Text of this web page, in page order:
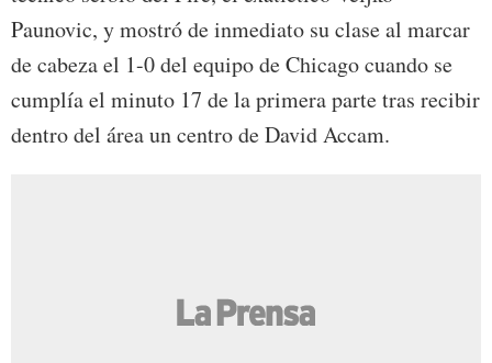
Paunovic, y mostró de inmediato su clase al marcar
de cabeza el 1-0 del equipo de Chicago cuando se
cumplía el minuto 17 de la primera parte tras recibir
dentro del área un centro de David Accam.